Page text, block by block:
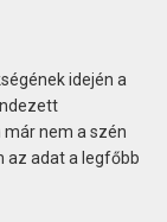
idején a
nem a szén
az adat a legfőbb